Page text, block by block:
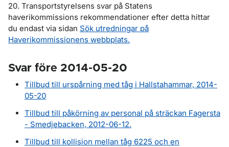
20. Transportstyrelsens svar på Statens
haverikommissions rekommendationer efter detta hittar
du endast via sidan Sök utredningar på
Haverikommissionens webbplats.
Svar före 2014-05-20
Tillbud till urspårning med tåg i Hallstahammar, 2014-
05-20
Tillbud till påkörning av personal på sträckan Fagersta
- Smedjebacken, 2012-06-12.
Tillbud till kollision mellan tåg 6225 och en